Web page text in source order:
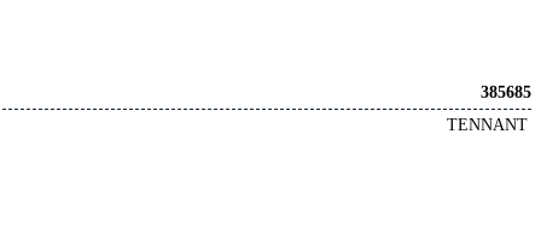
385685
TENNANT